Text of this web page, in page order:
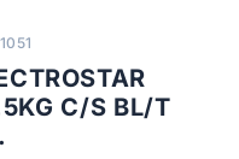
C/S BL/T